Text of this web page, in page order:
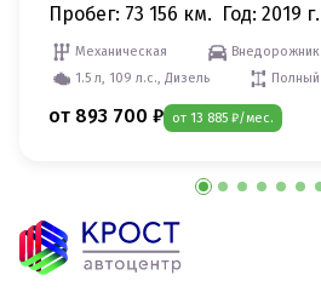
Пробег: 73 156 км. Год: 2019 г.
Механическая
Внедорожник
1.5 л, 109 л.с., Дизель
Полный
от 893 700 ₽ от 13 885 ₽/мес.